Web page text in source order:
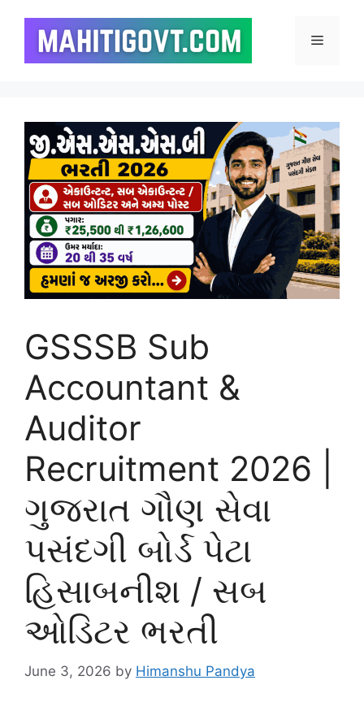
content
Menu
GSSSB Sub
Accountant &
Auditor
Recruitment 2026 |
ગુજરાત ગૌણ સેવા
પસંદગી બોર્ડ પેટા
હિસાબનીશ / સબ
ઓડિટર ભરતી
June 3, 2026 by Himanshu Pandya